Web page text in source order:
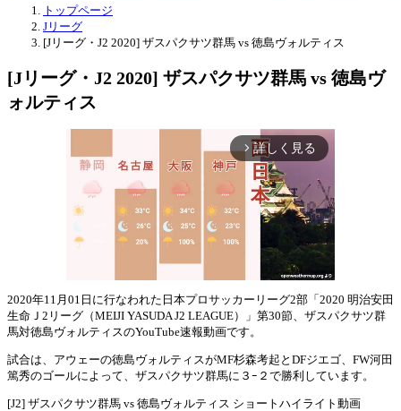
トップページ
Jリーグ
[Jリーグ・J2 2020] ザスパクサツ群馬 vs 徳島ヴォルティス
[Jリーグ・J2 2020] ザスパクサツ群馬 vs 徳島ヴ
ォルティス
arrow_forward_ios 詳しく見る
2020年11月01日に行なわれた日本プロサッカーリーグ2部「2020 明治安田
生命Ｊ2リーグ（MEIJI YASUDA J2 LEAGUE）」第30節、ザスパクサツ群
馬対徳島ヴォルティスのYouTube速報動画です。
試合は、アウェーの徳島ヴォルティスがMF杉森考起とDFジエゴ、FW河田
篤秀のゴールによって、ザスパクサツ群馬に３ｰ２で勝利しています。
[J2] ザスパクサツ群馬 vs 徳島ヴォルティス ショートハイライト動画